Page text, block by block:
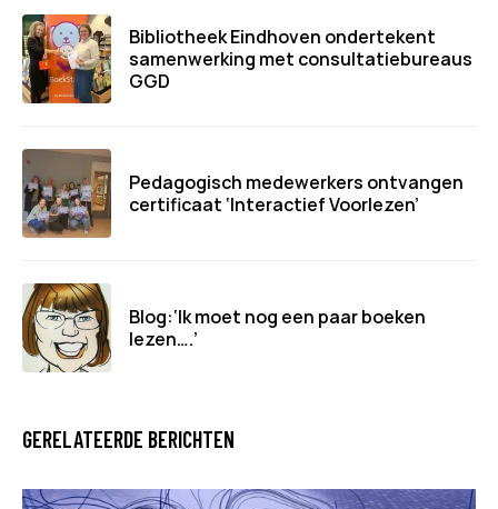
Bibliotheek Eindhoven ondertekent
samenwerking met consultatiebureaus
GGD
Pedagogisch medewerkers ontvangen
certificaat ‘Interactief Voorlezen’
Blog:‘Ik moet nog een paar boeken
lezen….’
GERELATEERDE BERICHTEN